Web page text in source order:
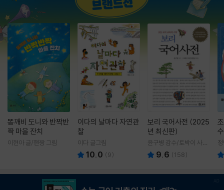
똥깨비 도니와 반짝반
짝 마을 잔치
이현아 글/핸짱 그림
이다의 날마다 자연관
찰
이다 글그림
10.0 (9)
보리 국어사전 (2025
년 최신판)
윤구병 감수/토박이 사전
편찬실 편
9.6 (158)